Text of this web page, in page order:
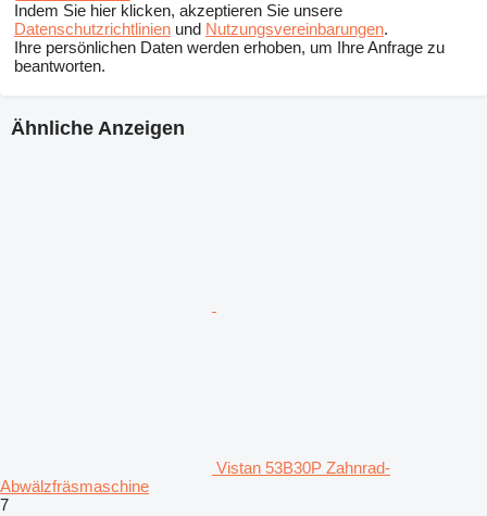
Indem Sie hier klicken, akzeptieren Sie unsere
Datenschutzrichtlinien und Nutzungsvereinbarungen.
Ihre persönlichen Daten werden erhoben, um Ihre Anfrage zu
beantworten.
Ähnliche Anzeigen
Vistan 53B30P Zahnrad-
Abwälzfräsmaschine
7